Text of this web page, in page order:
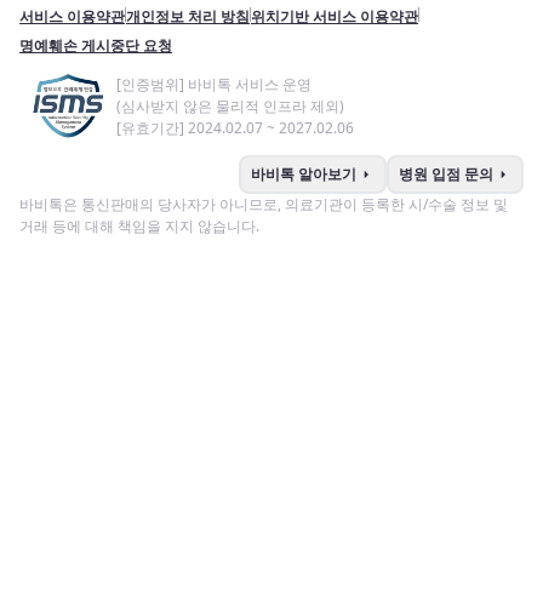
서비스 이용약관개인정보 처리 방침위치기반 서비스 이용약관
명예훼손 게시중단 요청
[인증범위] 바비톡 서비스 운영
(심사받지 않은 물리적 인프라 제외)
[유효기간] 2024.02.07 ~ 2027.02.06
바비톡 알아보기 arrow_right 병원 입점 문의 arrow_right
바비톡은 통신판매의 당사자가 아니므로, 의료기관이 등록한 시/수술 정보 및
거래 등에 대해 책임을 지지 않습니다.